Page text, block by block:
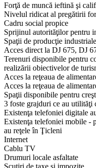
Forţă de muncă ieftină şi
Nivelul ridicat al pregătirii
Cadru social propice
Sprijinul autorităţilor pentru
Spaţii de producţie
Acces direct la DJ 675, DJ
Terenuri disponibile pentru
realizării obiectivelor de
Acces la reţeaua de
Acces la reţeaua de
Spaţii disponibile pentru
3 foste grajduri ce au utilităţi
Existenţa telefoniei digitale
Existenţa telefoniei mobile -
au reţele în Ţicleni
Internet
Cablu TV
Drumuri locale asfaltate
Scutiri de taxe şi impozite